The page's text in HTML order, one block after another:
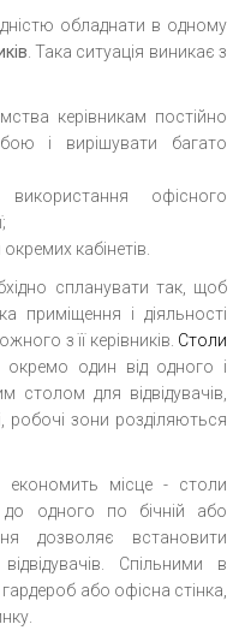
обладнати в одному
. Така ситуація виникає з
керівникам постійно
і вирішувати багато
офісного
кабінетів.
спланувати так, щоб
приміщення і діяльності
з її керівників. Столи
один від одного і
для відвідувачів,
зони розділяються
економить місце - столи
до одного по бічній або
дозволяє встановити
Спільними в
або офісна стінка,